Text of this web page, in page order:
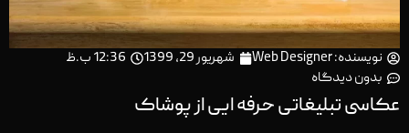
نویسنده: شهریور 29, 1399
12:36 ب.ظ
بدون دیدگاه
عکاسی تبلیغاتی حرفه ایی از پوشاک